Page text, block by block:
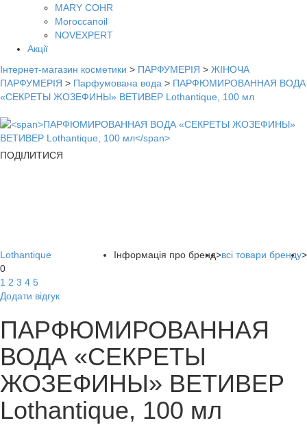
MARY COHR
Moroccanoil
NOVEXPERT
Акції
Інтернет-магазин косметики > ПАРФУМЕРІЯ > ЖІНОЧА
ПАРФУМЕРІЯ > Парфумована вода > ПАРФЮМИРОВАННАЯ ВОДА
«СЕКРЕТЫ ЖОЗЕФИНЫ» ВЕТИВЕР Lothantique, 100 мл
ПОДІЛИТИСЯ
Інформація про бренд>всі товари бренду>
Lothantique
0
1 2 3 4 5
Додати відгук
ПАРФЮМИРОВАННАЯ
ВОДА «СЕКРЕТЫ
ЖОЗЕФИНЫ» ВЕТИВЕР
Lothantique, 100 мл